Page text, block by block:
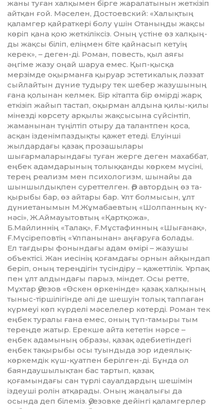
жаны туған халқымен бірге жаралатынын жеткізіп
айтқан ғой. Мәселен, Достоевский: «Халықтың
қаламгер қайраткері болу үшін Отаныңды жақсы
көріп қана қою жеткіліксіз. Оның үстіне өз хал­қың­­
ды жақсы біліп, еліңмен біте қайнасып кетуің
керек», – деген-ді. Роман, повесть, қыл аяғы
әңгіме жазу оңай шаруа емес. Қып-қысқа
мерзімде оқырманға қыруар эсте­тикалық ләззат
сыйлайтын дүние тудыру тек шебер жазушы­ның
ғана қолынан келмек. Бір кітапта бір өмірді жарқ
еткізіп жайып тастап, оқырман алдына қилы-қилы
мі­незді көрсету арқылы жақсысына сүйсінтіп,
жаманынан түңілтіп отыру да талантпен қоса,
асқан іздені­мпаздықты қажет етеді. Елуін­­ші
жылдардағы қазақ прозашылары
шығармаларындағы туған жерге деген махаббат,
еңбек адам­дарының толыққанды көркем мү­сіні,
терең реализм мен психоло­гизм, шынайы да
шыншыл­дықпен су­реттелген. Әр автордың өз та­
қы­рыбы бар, өз айтары бар. Ұлт бол­мы­сын, ұлт
дүниетанымын М.Жұ­ма­­баев­тың «Шолпанның кү­
нәсі», Ж.Ай­мауытовтың «Қарт­қожа»,
Б.Майлиннің «Талақ», Ғ.Мұс­­­тафин­ның «Шығанақ»,
Ғ.Мүсірепов­тің «Ұлпанынан» аң­ғаруға болады.
Ел тағдыры фонындағы адам өмірі – жазушы
объектісі. Жан ие­сінің қоғамдағы орнын айқындап
беріп, оның тереңдігін түсіндіру – қажеттілік. Ұрпақ
пен ұлт алдын­дағы парыз, міндет. Осы ретте,
Мұхтар Әуезов «Өскен өркенінде» қазақ халқының
тыныс-тірші­лі­гінде әлі де шешуін толық таппаған
күрмеуі көп күрделі мәселелер кө­терді. Роман тек
еңбек туралы ғана емес, оның түп-тамыры тым
терең­де жатыр. Ерекше айта кететін нәрсе –
еңбек адамының образы, қа­зақ әдебие­тіндегі
еңбек та­қыры­бы осы туындыда зор идея­лық-
көркемдік күш-қуатпен берілген-ді. Бұнда ол
баяндаушылықтан бас тартып, қазақ
қоғамындағы сан түрлі сауалдардың шешімін
іздеуші ролін атқарады. Оның жаңалығы да
осында деп білеміз. Әуезовке дейінгі қаламгерлер